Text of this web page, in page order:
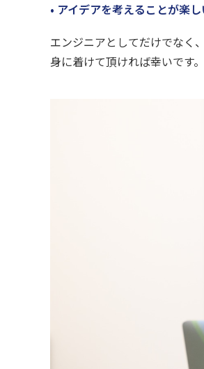
• アイデアを考えることが楽
エンジニアとしてだけでなく
身に着けて頂ければ幸いです。